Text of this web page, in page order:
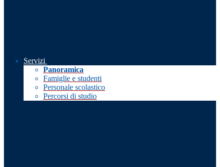
Servizi
Panoramica
Famiglie e studenti
Personale scolastico
Percorsi di studio